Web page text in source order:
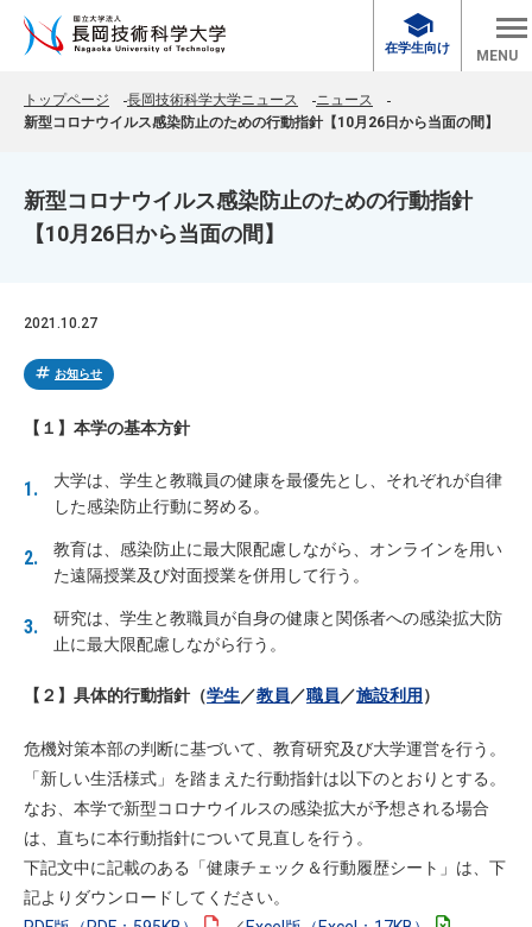
school
在学生向け MENU
トップページ 長岡技術科学大学ニュース
ニュース
新型コロナウイルス感染防止のための行動指針【10月26日から当面の間】
新型コロナウイルス感染防止のための行動指針
【10月26日から当面の間】
2021.10.27
tag お知らせ
【１】本学の基本方針
大学は、学生と教職員の健康を最優先とし、それぞれが自律
した感染防止行動に努める。
教育は、感染防止に最大限配慮しながら、オンラインを用い
た遠隔授業及び対面授業を併用して行う。
研究は、学生と教職員が自身の健康と関係者への感染拡大防
止に最大限配慮しながら行う。
【２】具体的行動指針（学生 ／教員 ／職員 ／施設利用 ）
危機対策本部の判断に基づいて、教育研究及び大学運営を行う。
「新しい生活様式」を踏まえた行動指針は以下のとおりとする。
なお、本学で新型コロナウイルスの感染拡大が予想される場合
は、直ちに本行動指針について見直しを行う。
下記文中に記載のある「健康チェック＆行動履歴シート」は、下
記よりダウンロードしてください。